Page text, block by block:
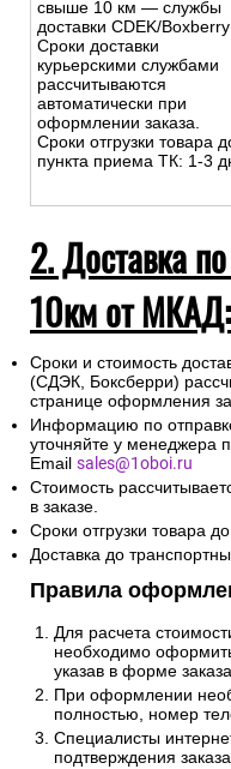
свыше 10 км — службы
доставки CDEK/Boxberry
Сроки доставки
курьерскими службами
рассчитываются
автоматически при
оформлении заказа.
Сроки отгрузки товара
пункта приема ТК: 1-3
2. Доставка
10км от МКАД:
Сроки и стоимость
(СДЭК, Боксберри)
странице оформления
Информацию по
уточняйте у менеджера
Email sales@1oboi.ru
Стоимость
в заказе.
Сроки отгрузки товара
Доставка до
Правила
Для расчета
необходимо
указав в форме
При оформлении
полностью, номер
Специалисты
подтверждения